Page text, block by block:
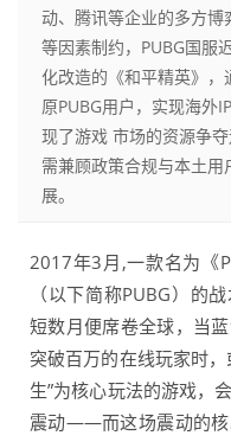
动、腾讯等企业的多方
等因素制约，PUBG国服
化改造的《和平精英》
原PUBG用户，实现海外
现了游戏 市场的资源争
需兼顾政策合规与本土
展。
2017年3月,一款名为《
（以下简称PUBG）的
短数月便席卷全球，当
突破百万的在线玩家时
生”为核心玩法的游戏，
震动——而这场震动的核